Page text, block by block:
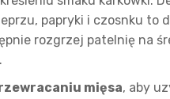
papryki i czosnku to
rozgrzej patelnię na
mięsa, aby